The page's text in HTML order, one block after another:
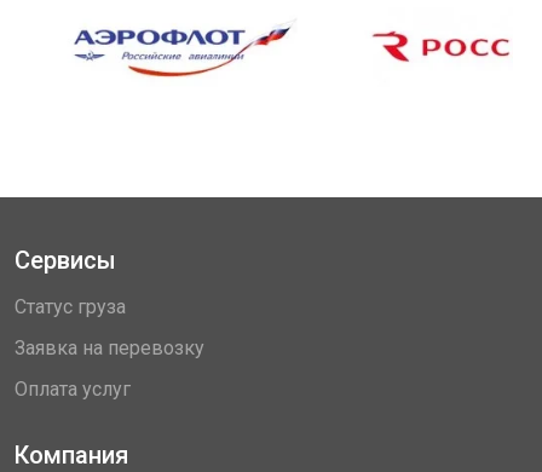
Сервисы
Статус груза
Заявка на перевозку
Оплата услуг
Компания